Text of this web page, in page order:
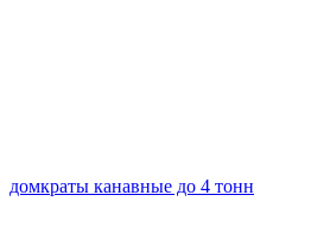
домкраты канавные до 4 тонн